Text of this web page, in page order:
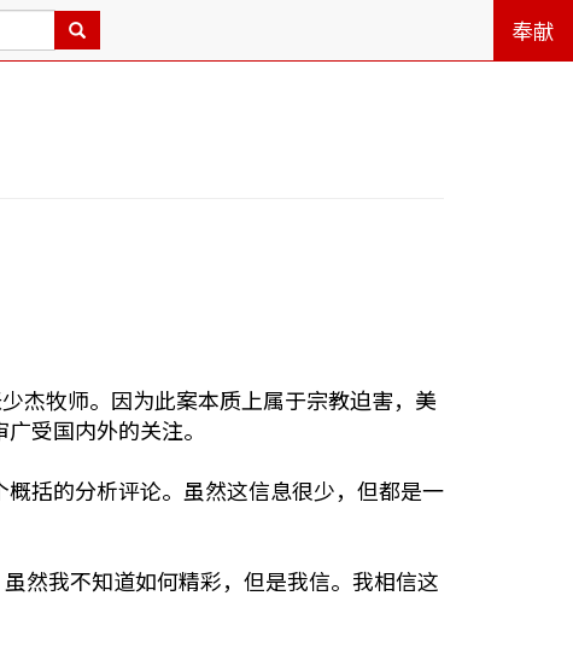
奉献
杰牧师。因为此案本质上属于宗教迫害，美
受国内外的关注。
括的分析评论。虽然这信息很少，但都是一
然我不知道如何精彩，但是我信。我相信这